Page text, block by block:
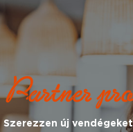
Partner
Szerezzen új